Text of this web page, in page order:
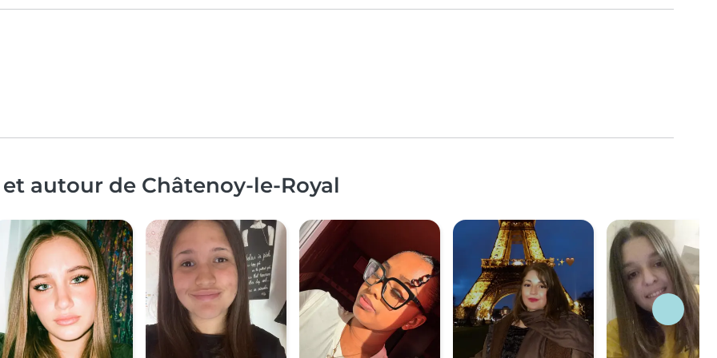
autour de Châtenoy-le-Royal